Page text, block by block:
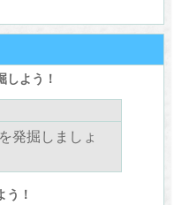
よう！
発掘しましょ
！